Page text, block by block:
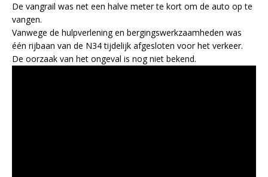
De vangrail was net een halve meter te kort om de auto op te
vangen.
Vanwege de hulpverlening en bergingswerkzaamheden was
één rijbaan van de N34 tijdelijk afgesloten voor het verkeer.
De oorzaak van het ongeval is nog niet bekend.